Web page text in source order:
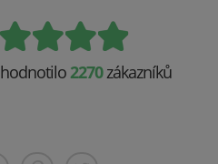
hodnotilo 2270zákazníků